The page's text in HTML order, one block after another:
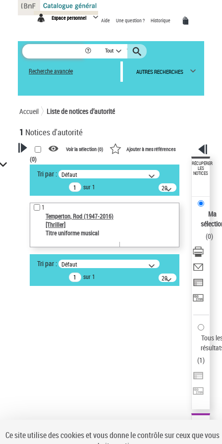
Espace personnel Aide Une question ? Historique
Tout
Recherche avancée AUTRES RECHERCHES
Accueil Liste de notices d’autorité
1 Notices d'autorité
VOTRE RECHERCHE
Recherche avancée dans les
notices d’autorité
Œuvres liées à l'auteur :
Temperton, Rod (1947-2016)
Type de notice d'autorité
Voir la sélection (0) Ajouter à mes références
(0)
Tri par : Défaut
sur 1
20
résultats/page
1
Temperton, Rod (1947-2016)
[Thriller]
Titre uniforme musical
Tri par : Défaut
sur 1
20
résultats/page
RÉCUPÉRER
LES
NOTICES
Ma
(0)
Tous
(1)
Panneau de gestion des cookies
Ce site utilise des cookies et vous donne le contrôle sur ceux que vous